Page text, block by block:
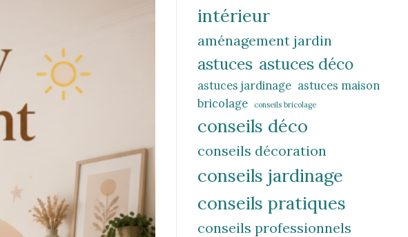
intérieur
aménagement jardin
astuces astuces déco
astuces jardinage astuces maison
bricolage
conseils bricolage
conseils déco
conseils décoration
conseils jardinage
conseils pratiques
conseils professionnels